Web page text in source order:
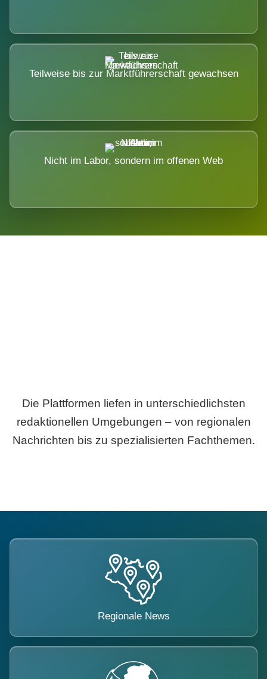
Teilweise bis zur Marktführerschaft gewachsen
Nicht im Labor, sondern im offenen Web
Die Plattformen liefen in unterschiedlichsten
redaktionellen Umgebungen – von regionalen
Nachrichten bis zu spezialisierten Fachthemen.
Regionale News